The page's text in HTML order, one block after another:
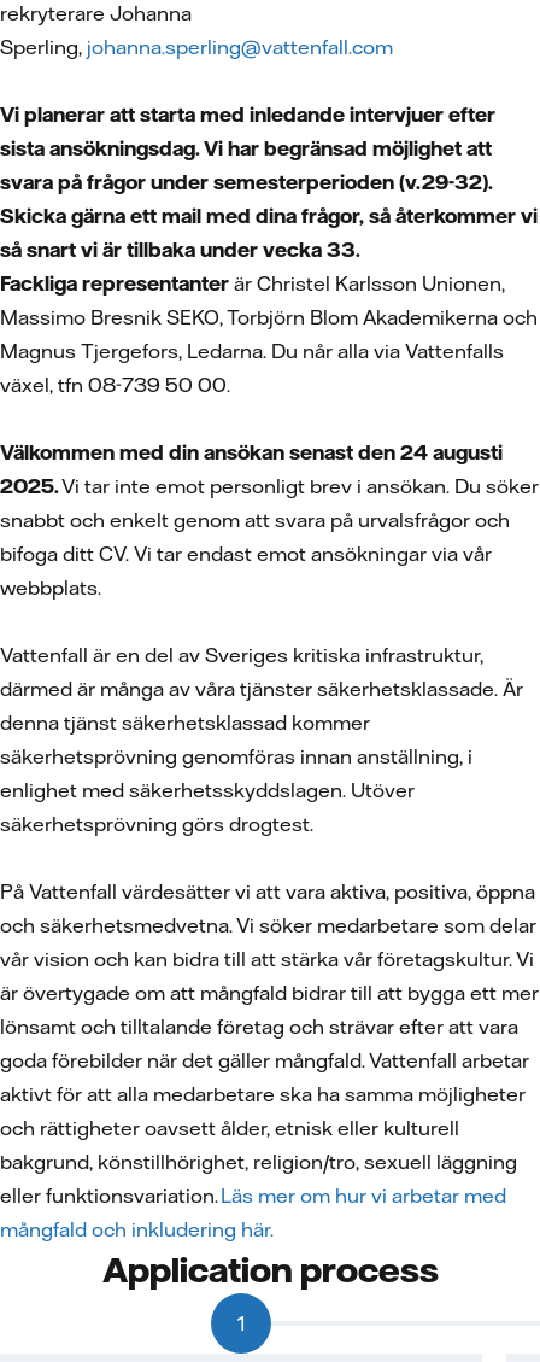
rekryterare Johanna
Sperling, johanna.sperling@vattenfall.com
Vi planerar att starta med inledande intervjuer efter
sista ansökningsdag. Vi har begränsad möjlighet att
svara på frågor under semesterperioden (v.29-32).
Skicka gärna ett mail med dina frågor, så återkommer vi
så snart vi är tillbaka under vecka 33.
Fackliga representanter är Christel Karlsson Unionen,
Massimo Bresnik SEKO, Torbjörn Blom Akademikerna och
Magnus Tjergefors, Ledarna. Du når alla via Vattenfalls
växel, tfn 08-739 50 00.
Välkommen med din ansökan senast den 24 augusti
2025.Vi tar inte emot personligt brev i ansökan. Du söker
snabbt och enkelt genom att svara på urvalsfrågor och
bifoga ditt CV. Vi tar endast emot ansökningar via vår
webbplats.
Vattenfall är en del av Sveriges kritiska infrastruktur,
därmed är många av våra tjänster säkerhetsklassade. Är
denna tjänst säkerhetsklassad kommer
säkerhetsprövning genomföras innan anställning, i
enlighet med säkerhetsskyddslagen. Utöver
säkerhetsprövning görs drogtest.
På Vattenfall värdesätter vi att vara aktiva, positiva, öppna
och säkerhetsmedvetna. Vi söker medarbetare som delar
vår vision och kan bidra till att stärka vår företagskultur. Vi
är övertygade om att mångfald bidrar till att bygga ett mer
lönsamt och tilltalande företag och strävar efter att vara
goda förebilder när det gäller mångfald. Vattenfall arbetar
aktivt för att alla medarbetare ska ha samma möjligheter
och rättigheter oavsett ålder, etnisk eller kulturell
bakgrund, könstillhörighet, religion/tro, sexuell läggning
eller funktionsvariation.Läs mer om hur vi arbetar med
mångfald och inkludering här.
Application process
1